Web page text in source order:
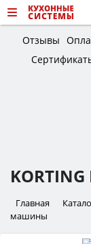
Отзывы
Главная
машины